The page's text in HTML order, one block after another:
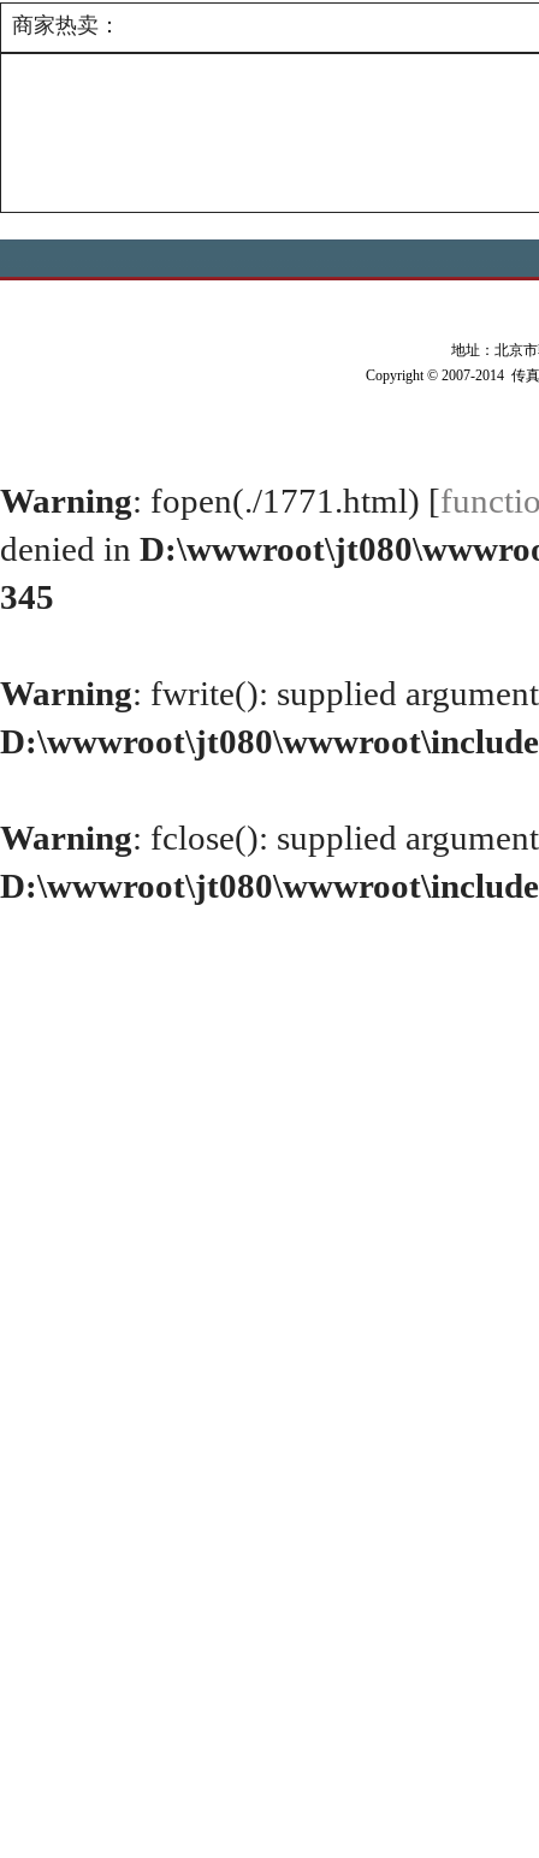
商家热卖：
地址：北京
Copyright © 2007-2014 传
Warning: fopen(./1771.html) [
denied in
345
Warning: fwrite(): supplied
Warning: fclose(): supplied